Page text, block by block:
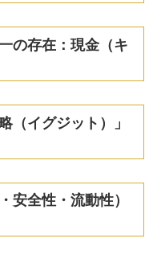
の存在：現金（キ
（イグジット）」
安全性・流動性）